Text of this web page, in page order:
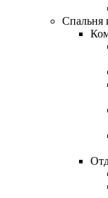
Спальня